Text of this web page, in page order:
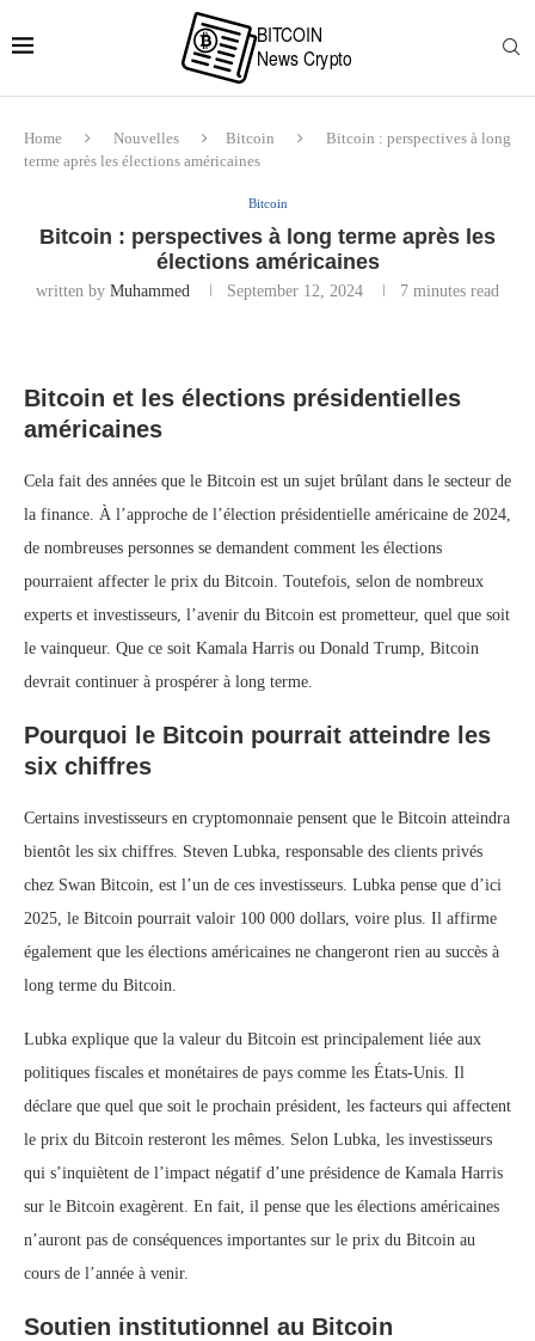
Home Nouvelles Bitcoin
Bitcoin : perspectives à long
terme après les élections américaines
Bitcoin
Bitcoin : perspectives à long terme après les
élections américaines
written by Muhammed September 12, 2024 7 minutes read
Bitcoin et les élections présidentielles
américaines
Cela fait des années que le Bitcoin est un sujet brûlant dans le secteur de
la finance. À l’approche de l’élection présidentielle américaine de 2024,
de nombreuses personnes se demandent comment les élections
pourraient affecter le prix du Bitcoin. Toutefois, selon de nombreux
experts et investisseurs, l’avenir du Bitcoin est prometteur, quel que soit
le vainqueur. Que ce soit Kamala Harris ou Donald Trump, Bitcoin
devrait continuer à prospérer à long terme.
Pourquoi le Bitcoin pourrait atteindre les
six chiffres
Certains investisseurs en cryptomonnaie pensent que le Bitcoin atteindra
bientôt les six chiffres. Steven Lubka, responsable des clients privés
chez Swan Bitcoin, est l’un de ces investisseurs. Lubka pense que d’ici
2025, le Bitcoin pourrait valoir 100 000 dollars, voire plus. Il affirme
également que les élections américaines ne changeront rien au succès à
long terme du Bitcoin.
Lubka explique que la valeur du Bitcoin est principalement liée aux
politiques fiscales et monétaires de pays comme les États-Unis. Il
déclare que quel que soit le prochain président, les facteurs qui affectent
le prix du Bitcoin resteront les mêmes. Selon Lubka, les investisseurs
qui s’inquiètent de l’impact négatif d’une présidence de Kamala Harris
sur le Bitcoin exagèrent. En fait, il pense que les élections américaines
n’auront pas de conséquences importantes sur le prix du Bitcoin au
cours de l’année à venir.
Soutien institutionnel au Bitcoin